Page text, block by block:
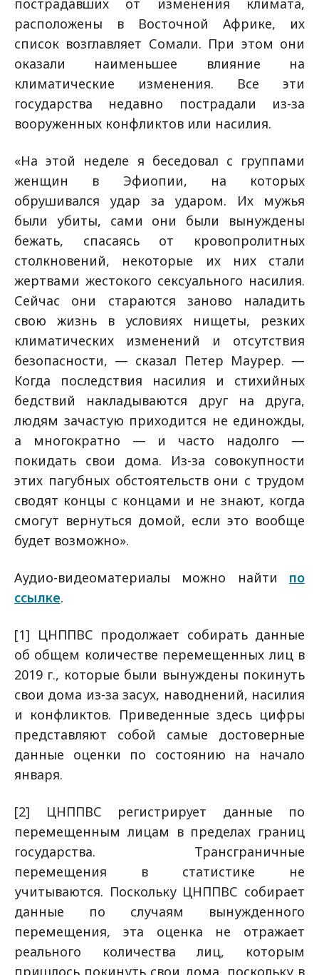
пострадавших от изменения климата,
расположены в Восточной Африке, их
список возглавляет Сомали. При этом они
оказали наименьшее влияние на
климатические изменения. Все эти
государства недавно пострадали из-за
вооруженных конфликтов или насилия.
«На этой неделе я беседовал с группами
женщин в Эфиопии, на которых
обрушивался удар за ударом. Их мужья
были убиты, сами они были вынуждены
бежать, спасаясь от кровопролитных
столкновений, некоторые их них стали
жертвами жестокого сексуального насилия.
Сейчас они стараются заново наладить
свою жизнь в условиях нищеты, резких
климатических изменений и отсутствия
безопасности, — сказал Петер Маурер. —
Когда последствия насилия и стихийных
бедствий накладываются друг на друга,
людям зачастую приходится не единожды,
а многократно — и часто надолго —
покидать свои дома. Из-за совокупности
этих пагубных обстоятельств они с трудом
сводят концы с концами и не знают, когда
смогут вернуться домой, если это вообще
будет возможно».
Аудио-видеоматериалы можно найти по
ссылке.
[1] ЦНППВС продолжает собирать данные
об общем количестве перемещенных лиц в
2019 г., которые были вынуждены покинуть
свои дома из-за засух, наводнений, насилия
и конфликтов. Приведенные здесь цифры
представляют собой самые достоверные
данные оценки по состоянию на начало
января.
[2] ЦНППВС регистрирует данные по
перемещенным лицам в пределах границ
государства. Трансграничные
перемещения в статистике не
учитываются. Поскольку ЦНППВС собирает
данные по случаям вынужденного
перемещения, эта оценка не отражает
реального количества лиц, которым
пришлось покинуть свои дома, поскольку в